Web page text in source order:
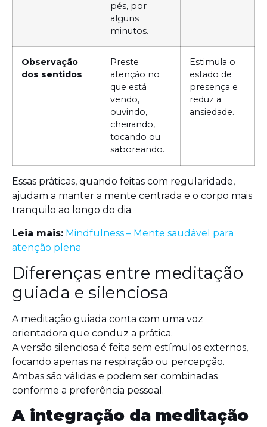
pés, por
alguns
minutos.
Observação
dos sentidos
Preste
atenção no
que está
vendo,
ouvindo,
cheirando,
tocando ou
saboreando.
Estimula o
estado de
presença e
reduz a
ansiedade.
Essas práticas, quando feitas com regularidade,
ajudam a manter a mente centrada e o corpo mais
tranquilo ao longo do dia.
Leia mais: Mindfulness – Mente saudável para
atenção plena
Diferenças entre meditação
guiada e silenciosa
A meditação guiada conta com uma voz
orientadora que conduz a prática.
A versão silenciosa é feita sem estímulos externos,
focando apenas na respiração ou percepção.
Ambas são válidas e podem ser combinadas
conforme a preferência pessoal.
A integração da meditação